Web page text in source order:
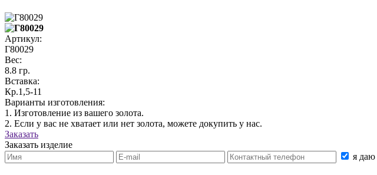
Артикул:
Г80029
Вес:
8.8 гр.
Вставка:
Кр.1,5-11
Варианты изготовления:
1. Изготовление из вашего золота.
2. Если у вас не хватает или нет золота, можете докупить у нас.
Заказать
Заказать изделие
я даю